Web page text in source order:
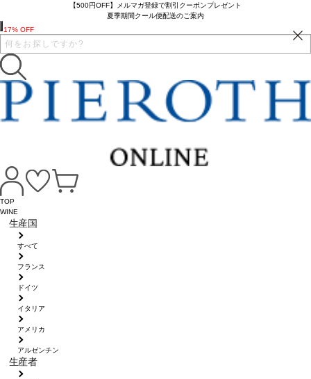
【500円OFF】メルマガ登録で割引クーポンプレゼント
夏季期間クール便配送のご案内
TOP
WINE
生産国
すべて
フランス
ドイツ
イタリア
アメリカ
アルゼンチン
生産者
17% OFF